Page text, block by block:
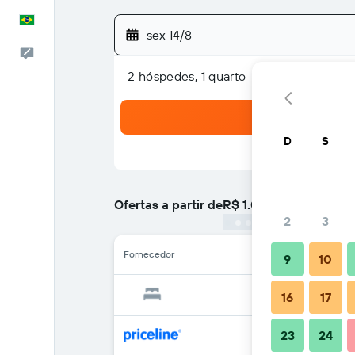
Comentários
sex 14/8
2 hóspedes, 1 quarto
Ofertas a partir deR$ 1.013
Fornecedor
D S
2 3
9 10
16 17
23 24